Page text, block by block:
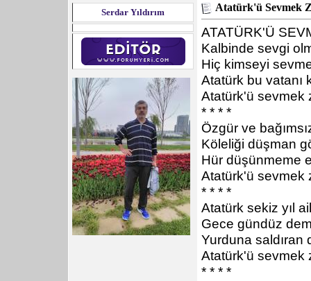
Serdar Yıldırım Atatürk'ü Sevmek
ATATÜRK'Ü
Kalbinde sevgi
Hiç kimseyi
Atatürk bu vatanı
Atatürk'ü sevmek
* * * *
Özgür ve
Köleliği düşman
Hür düşünmeme
Atatürk'ü sevmek
* * * *
Atatürk sekiz yıl
Gece gündüz
Yurduna saldıran
Atatürk'ü sevmek
* * * *